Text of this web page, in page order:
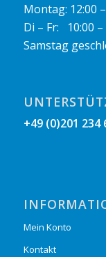
Montag: 12:00
Di – Fr: 10:00
Samstag
+49 (0)201 234
Mein Konto
Kontakt